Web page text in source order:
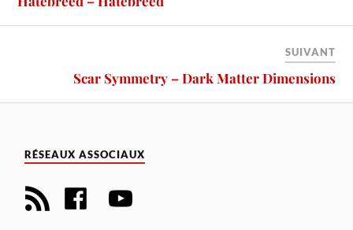
SUIVANT
Scar Symmetry – Dark Matter Dimensions
RÉSEAUX ASSOCIAUX